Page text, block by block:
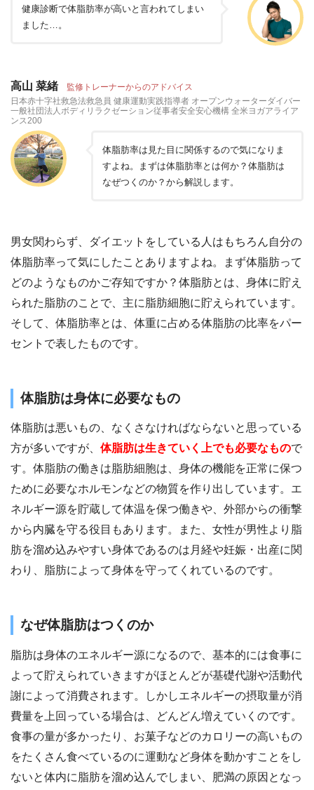
健康診断で体脂肪率が高いと言われてしまい
ました…。
高山 菜緒 監修トレーナーからのアドバイス
日本赤十字社救急法救急員 健康運動実践指導者 オープンウォーターダイバー
一般社団法人ボディリラクゼーション従事者安全安心機構 全米ヨガアライア
ンス200
体脂肪率は見た目に関係するので気になりま
すよね。まずは体脂肪率とは何か？体脂肪は
なぜつくのか？から解説します。
男女関わらず、ダイエットをしている人はもちろん自分の
体脂肪率って気にしたことありますよね。まず体脂肪って
どのようなものかご存知ですか？体脂肪とは、身体に貯え
られた脂肪のことで、主に脂肪細胞に貯えられています。
そして、体脂肪率とは、体重に占める体脂肪の比率をパー
セントで表したものです。
体脂肪は身体に必要なもの
体脂肪は悪いもの、なくさなければならないと思っている
方が多いですが、 体脂肪は生きていく上でも必要なもので
す。体脂肪の働きは脂肪細胞は、身体の機能を正常に保つ
ために必要なホルモンなどの物質を作り出しています。エ
ネルギー源を貯蔵して体温を保つ働きや、外部からの衝撃
から内臓を守る役目もあります。また、女性が男性より脂
肪を溜め込みやすい身体であるのは月経や妊娠・出産に関
わり、脂肪によって身体を守ってくれているのです。
なぜ体脂肪はつくのか
脂肪は身体のエネルギー源になるので、基本的には食事に
よって貯えられていきますがほとんどが基礎代謝や活動代
謝によって消費されます。しかしエネルギーの摂取量が消
費量を上回っている場合は、どんどん増えていくのです。
食事の量が多かったり、お菓子などのカロリーの高いもの
をたくさん食べているのに運動など身体を動かすことをし
ないと体内に脂肪を溜め込んでしまい、肥満の原因となっ